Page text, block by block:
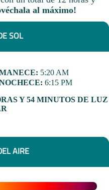
al máximo!
SOL
5:20 AM
6:15 PM
Y 54 MINUTOS DE LUZ
AIRE